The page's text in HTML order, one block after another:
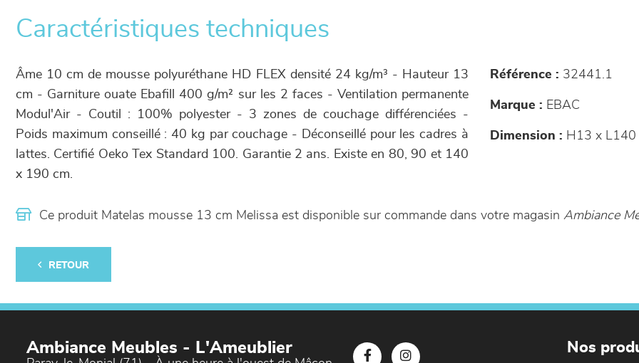
Caractéristiques techniques
Âme 10 cm de mousse polyuréthane HD FLEX densité 24 kg/m³ - Hauteur 13
cm - Garniture ouate Ebafill 400 g/m² sur les 2 faces - Ventilation permanente
Modul'Air - Coutil : 100% polyester - 3 zones de couchage différenciées -
Poids maximum conseillé : 40 kg par couchage - Déconseillé pour les cadres à
lattes. Certifié Oeko Tex Standard 100. Garantie 2 ans. Existe en 80, 90 et 140
x 190 cm.
Référence : 32441.1
Marque : EBAC
Dimension : H13 x L140
Ce produit Matelas mousse 13 cm Melissa est disponible sur commande dans votre magasin Ambiance
RETOUR
Ambiance Meubles - L'Ameublier Nos